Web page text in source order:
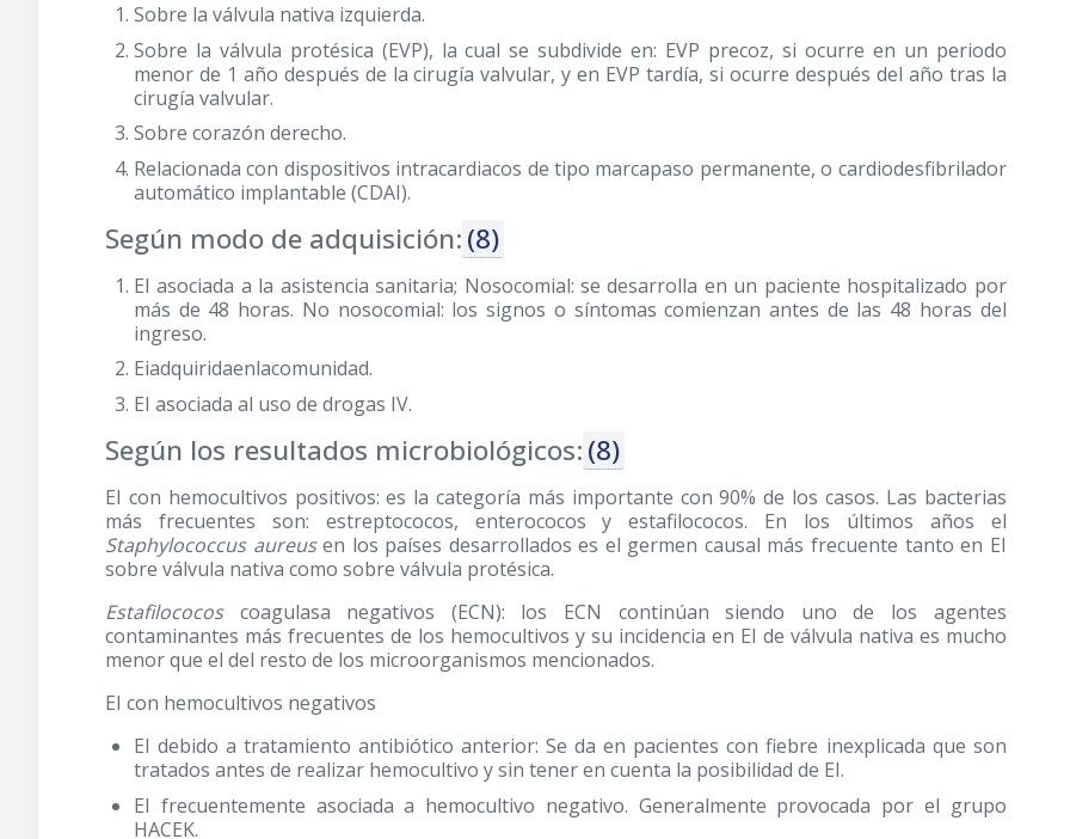
Sobre la válvula nativa izquierda.
Sobre la válvula protésica (EVP), la cual se subdivide en: EVP precoz, si ocurre en un periodo
menor de 1 año después de la cirugía valvular, y en EVP tardía, si ocurre después del año tras la
cirugía valvular.
Sobre corazón derecho.
Relacionada con dispositivos intracardiacos de tipo marcapaso permanente, o cardiodesfibrilador
automático implantable (CDAI).
Según modo de adquisición:(8)
EI asociada a la asistencia sanitaria; Nosocomial: se desarrolla en un paciente hospitalizado por
más de 48 horas. No nosocomial: los signos o síntomas comienzan antes de las 48 horas del
ingreso.
Eiadquiridaenlacomunidad.
EI asociada al uso de drogas IV.
Según los resultados microbiológicos:(8)
EI con hemocultivos positivos: es la categoría más importante con 90% de los casos. Las bacterias
más frecuentes son: estreptococos, enterococos y estafilococos. En los últimos años el
Staphylococcus aureusen los países desarrollados es el germen causal más frecuente tanto en EI
sobre válvula nativa como sobre válvula protésica.
Estafilococoscoagulasa negativos (ECN): los ECN continúan siendo uno de los agentes
contaminantes más frecuentes de los hemocultivos y su incidencia en EI de válvula nativa es mucho
menor que el del resto de los microorganismos mencionados.
EI con hemocultivos negativos
EI debido a tratamiento antibiótico anterior: Se da en pacientes con fiebre inexplicada que son
tratados antes de realizar hemocultivo y sin tener en cuenta la posibilidad de EI.
EI frecuentemente asociada a hemocultivo negativo. Generalmente provocada por el grupo
HACEK.